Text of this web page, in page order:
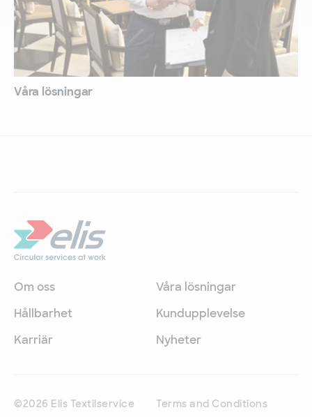
Våra lösningar
Om oss
Våra lösningar
Hållbarhet
Kundupplevelse
Karriär
Nyheter
©2026 Elis Textilservice Terms and Conditions